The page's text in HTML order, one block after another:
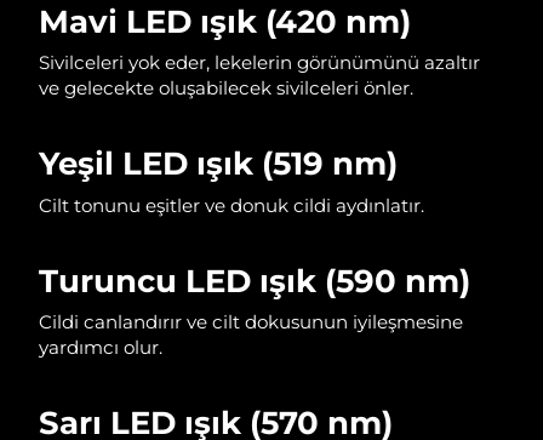
Mavi LED ışık (420 nm)
Sivilceleri yok eder, lekelerin görünümünü azaltır
ve gelecekte oluşabilecek sivilceleri önler.
Yeşil LED ışık (519 nm)
Cilt tonunu eşitler ve donuk cildi aydınlatır.
Turuncu LED ışık (590 nm)
Cildi canlandırır ve cilt dokusunun iyileşmesine
yardımcı olur.
Sarı LED ışık (570 nm)
Portekiz Tahmini teslim tarihi
Porto Riko Tahmini teslim tarihi
Katar Tahmini teslim tarihi
Reunion Tahmini teslim tarihi
Romanya
Rusya Tahmini teslim tarihi8/18/26
Singapur Tahmini teslim tarihi